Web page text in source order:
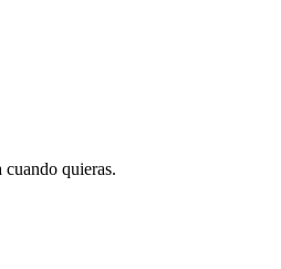
cuando quieras.